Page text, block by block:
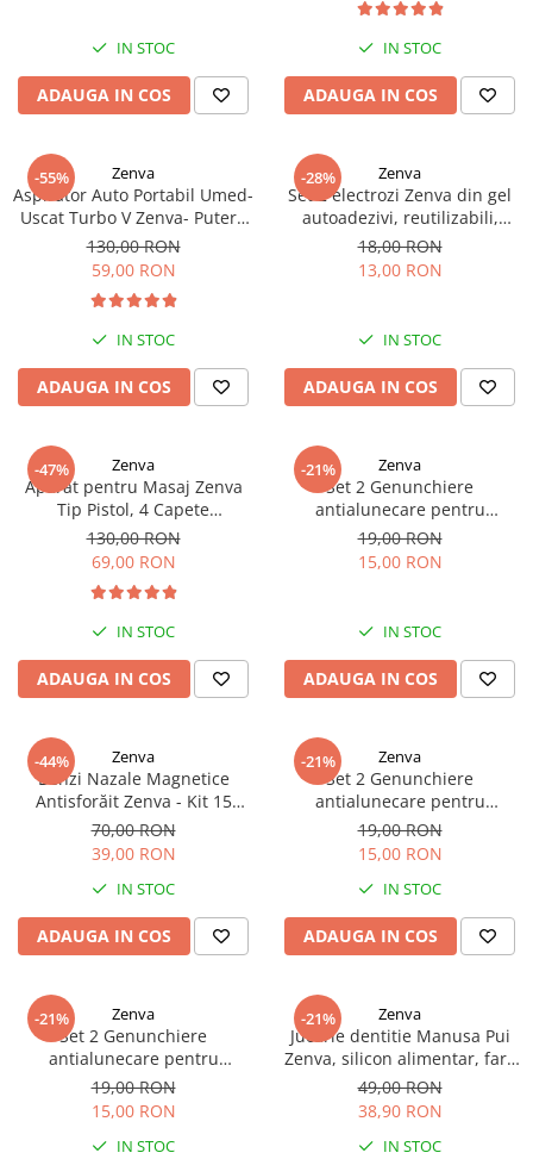
Dispozitive Copii
Nebulizatoare
Detergenti
Cadite bebe
Jucarii De Plus
Puzzle
Miraculous
Monopoly
Monster Flex
MR.WHITE
My Planet Baby
New Born Baby
Paw Patrol/ Patrula Catelusilor
Philips
Pampers
Thomas and Friends
Testoasele Ninja
Rilastil
Rainbocorns
Sparkle Girlz
Zenva
Unicorn Academy
X-SHOT
Zenva-Auto
Lanard Toys
IN STOC
ADAUGA IN COS
IN STOC
ADAUGA IN COS
-55% Zenva
Aspirator Auto Portabil Umed-
Uscat Turbo V Zenva- Putere
Mare de Absorbtie, Accesorii
Multiple
130,00 RON
59,00 RON
IN STOC
ADAUGA IN COS
-28% Zenva
Set 2 electrozi Zenva din gel
autoadezivi, reutilizabili,
compatibili cu aparatele de
electrostimulare TENS, EMS, 4
18,00 RON
13,00 RON
IN STOC
ADAUGA IN COS
-47% Zenva
Aparat pentru Masaj Zenva
Tip Pistol, 4 Capete
Interschimbabile, 6 Viteze,
Negru-Auriu
130,00 RON
69,00 RON
IN STOC
ADAUGA IN COS
-21% Zenva
Set 2 Genunchiere
antialunecare pentru
Bebelusi Zenva, Negru
19,00 RON
15,00 RON
IN STOC
ADAUGA IN COS
-44% Zenva
Benzi Nazale Magnetice
Antisforăit Zenva - Kit 15
Bucăți
70,00 RON
39,00 RON
IN STOC
ADAUGA IN COS
-21% Zenva
Set 2 Genunchiere
antialunecare pentru
Bebelusi Zenva, Gri deschis
19,00 RON
15,00 RON
IN STOC
ADAUGA IN COS
-21% Zenva
Set 2 Genunchiere
antialunecare pentru
Bebelusi Zenva, Albastru
19,00 RON
15,00 RON
IN STOC
-21% Zenva
Jucarie dentitie Manusa Pui
Zenva, silicon alimentar, fara
BPA, 3-12 luni, Roz deschis
49,00 RON
38,90 RON
IN STOC